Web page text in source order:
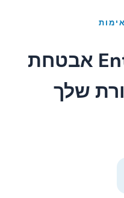
אבטחת Enterprise עבור
שלך